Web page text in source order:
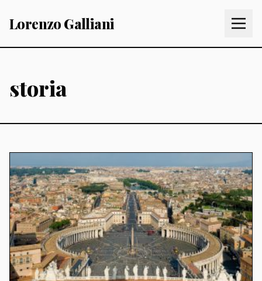
Lorenzo Galliani
storia